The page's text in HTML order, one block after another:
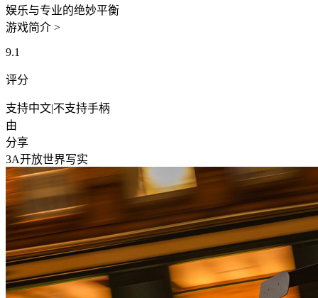
娱乐与专业的绝妙平衡
游戏简介 >
9.1
评分
支持中文|不支持手柄
由
分享
3A开放世界写实